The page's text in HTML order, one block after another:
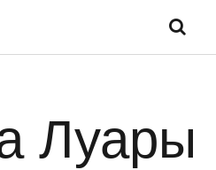
Луары